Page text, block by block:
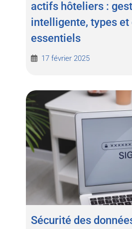
actifs hôteliers :
intelligente, types et
essentiels
17 février 2025
Sécurité des